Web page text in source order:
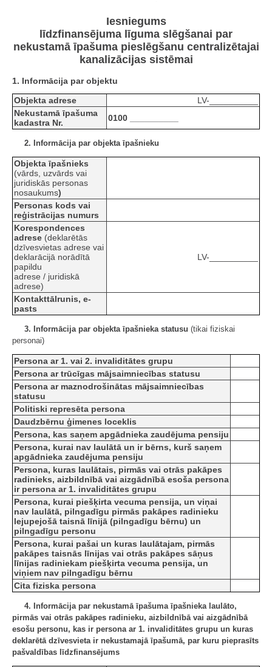
Iesniegums
līdzfinansējuma līguma slēgšanai par
nekustamā īpašuma pieslēgšanu centralizētajai
kanalizācijas sistēmai
1. Informācija par objektu
Objekta adrese
LV-__________
Nekustamā īpašuma
kadastra Nr.
0100 __________
2. Informācija par objekta īpašnieku
Objekta īpašnieks
(vārds, uzvārds vai
juridiskās personas
nosaukums)
Personas kods vai
reģistrācijas numurs
Korespondences
adrese (deklarētās
dzīvesvietas adrese vai
deklarācijā norādītā
papildu
adrese / juridiskā
adrese)
LV-__________
Kontakttālrunis, e-
pasts
3. Informācija par objekta īpašnieka statusu (tikai fiziskai
personai)
Persona ar 1. vai 2. invaliditātes grupu
Persona ar trūcīgas mājsaimniecības statusu
Persona ar maznodrošinātas mājsaimniecības
statusu
Politiski represēta persona
Daudzbērnu ģimenes loceklis
Persona, kas saņem apgādnieka zaudējuma pensiju
Persona, kurai nav laulātā un ir bērns, kurš saņem
apgādnieka zaudējuma pensiju
Persona, kuras laulātais, pirmās vai otrās pakāpes
radinieks, aizbildnībā vai aizgādnībā esoša persona
ir persona ar 1. invaliditātes grupu
Persona, kurai piešķirta vecuma pensija, un viņai
nav laulātā, pilngadīgu pirmās pakāpes radinieku
lejupejošā taisnā līnijā (pilngadīgu bērnu) un
pilngadīgu personu
Persona, kurai pašai un kuras laulātajam, pirmās
pakāpes taisnās līnijas vai otrās pakāpes sāņus
līnijas radiniekam piešķirta vecuma pensija, un
viņiem nav pilngadīgu bērnu
Cita fiziska persona
4. Informācija par nekustamā īpašuma īpašnieka laulāto,
pirmās vai otrās pakāpes radinieku, aizbildnībā vai aizgādnībā
esošu personu, kas ir persona ar 1. invaliditātes grupu un kuras
deklarētā dzīvesvieta ir nekustamajā īpašumā, par kuru pieprasīts
pašvaldības līdzfinansējums